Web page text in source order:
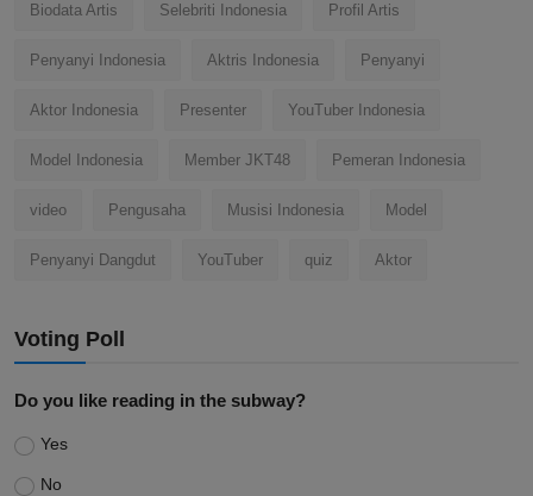
Biodata Artis Selebriti Indonesia Profil Artis
Penyanyi Indonesia Aktris Indonesia Penyanyi
Aktor Indonesia Presenter YouTuber Indonesia
Model Indonesia Member JKT48 Pemeran Indonesia
video Pengusaha Musisi Indonesia Model
Penyanyi Dangdut YouTuber quiz Aktor
Voting Poll
Do you like reading in the subway?
Yes
No